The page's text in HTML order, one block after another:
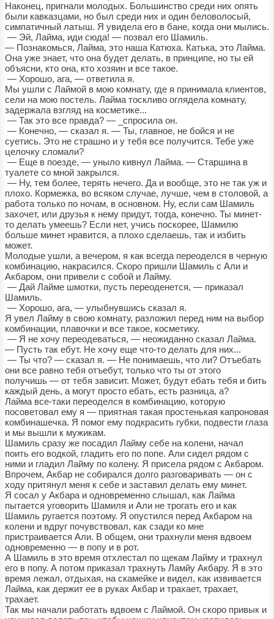
Наконец, пригнали молодых. Большинство среди них опять
были кавказцами, но был среди них и один беловолосый,
симпатичный латыш. Я увидела его в бане, когда они мылись.
— Эй, Лайма, иди сюда! — позвал его Шамиль.
— Познакомься, Лайма, это наша Катюха. Катька, это Лайма.
Она уже знает, что она будет делать, в принципе, но ты ей
объясни, кто она, кто хозяин и все такое.
— Хорошо, ага, — ответила я.
Мы ушли с Лаймой в мою комнату, где я принимала клиентов,
сели на мою постель. Лайма тоскливо оглядела комнату,
задержала взгляд на косметике...
— Так это все правда? — _спросила он.
— Конечно, — сказал я. — Ты, главное, не бойся и не
суетись. Это не страшно и у тебя все получится. Тебе уже
целочку сломали?
— Еще в поезде, — уныло кивнул Лайма. — Старшина в
туалете со мной закрылся.
— Ну, тем более, терять нечего. Да и вообще, это не так уж и
плохо. Кормежка, во всяком случае, лучше, чем в столовой, а
работа только по ночам, в основном. Ну, если сам Шамиль
захочет, или друзья к нему придут, тогда, конечно. Ты минет-
то делать умеешь? Если нет, учись поскорее, Шамилю
больше минет нравится, а плохо сделаешь, так и избить
может.
Молодые ушли, а вечером, я как всегда переоделся в черную
комбинацию, накрасился. Скоро пришли Шамиль с Али и
Акбаром, они привели с собой и Лайму.
— Дай Лайме шмотки, пусть переоденется, — приказал
Шамиль.
— Хорошо, ага, — улыбнувшись сказал я.
Я увел Лайму в свою комнату, разложил перед ним на выбор
комбинации, плавочки и все такое, косметику.
— Я не хочу переодеваться, — неожиданно сказал Лайма.
— Пусть так ебут. Не хочу еще что-то делать для них...
— Ты что? — сказал я. — Не понимаешь, что ли? Отъебать
они все равно тебя отъебут, только что ты от этого
получишь — от тебя зависит. Может, будут ебать тебя и бить
каждый день, а могут просто ебать, есть разница, а?
Лайма все-таки переоделся в комбинацию, которую
посоветовал ему я — приятная такая простенькая капроновая
комбинашечка. Я помог ему подкрасить губки, подвести глаза
и мы вышли к мужикам.
Шамиль сразу же посадил Лайму себе на колени, начал
поить его водкой, гладить его по попе. Али сидел рядом с
ними и гладил Лайму по колену. Я присела рядом с Акбаром.
Впрочем, Акбар не собирался долго разговаривать — он с
ходу притянул меня к себе и заставил делать ему минет.
Я сосал у Акбара и одновременно слышал, как Лайма
пытается уговорить Шамиля и Али не трогать его и как
Шамиль ругается поэтому. Я опустился перед Акбаром на
колени и вдруг почувствовал, как сзади ко мне
пристраивается Али. В общем, они трахнули меня вдвоем
одновременно — в попу и в рот.
А Шамиль в это время отхлестал по щекам Лайму и трахнул
его в попу. А потом приказал трахнуть Ламйу Акбару. Я в это
время лежал, отдыхая, на скамейке и видел, как извивается
Лайма, как держит ее в руках Акбар и трахает, трахает,
трахает.
Так мы начали работать вдвоем с Лаймой. Он скоро привык и